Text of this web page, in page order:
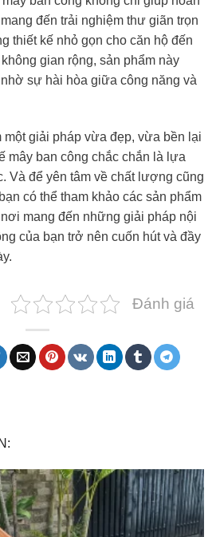
đến trải nghiệm thư giãn trọn
thiết kế nhỏ gọn cho căn hộ đến
gian rộng, sản phẩm này
sự hài hòa giữa công năng và
một giải pháp vừa đẹp, vừa bền lại
mây ban công chắc chắn là lựa
Và để yên tâm về chất lượng cũng
có thể tham khảo các sản phẩm
mang đến những giải pháp nội
của bạn trở nên cuốn hút và đầy
Đánh giá